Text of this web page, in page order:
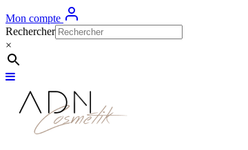
Mon compte
Rechercher
×